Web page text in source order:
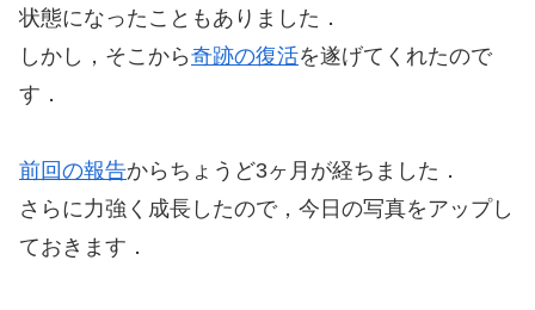
状態になったこともありました．
しかし，そこから奇跡の復活を遂げてくれたので
す．
前回の報告からちょうど3ヶ月が経ちました．
さらに力強く成長したので，今日の写真をアップし
ておきます．